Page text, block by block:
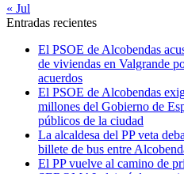
« Jul
Entradas recientes
El PSOE de Alcobendas
de viviendas en Valgrande
acuerdos
El PSOE de Alcobendas
millones del Gobierno de
públicos de la ciudad
La alcaldesa del PP veta
billete de bus entre
El PP vuelve al camino de